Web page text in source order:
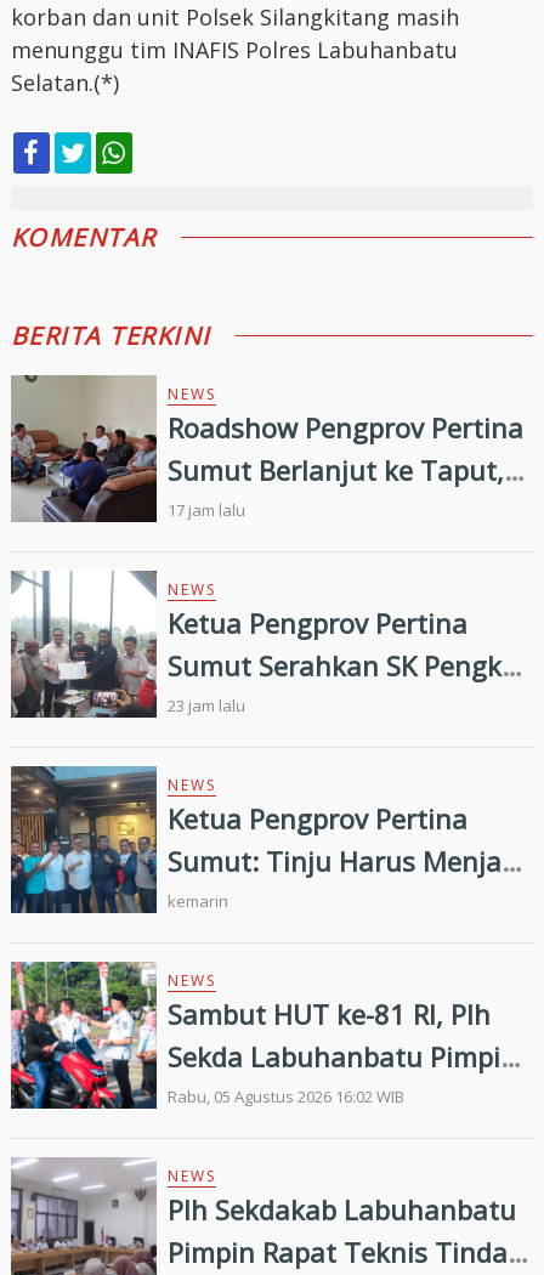
korban dan unit Polsek Silangkitang masih
menunggu tim INAFIS Polres Labuhanbatu
Selatan.(*)
KOMENTAR
BERITA TERKINI
NEWS
Roadshow Pengprov Pertina
Sumut Berlanjut ke Taput,
Pengkab Siap Dukung
Pembinaan dan Targetkan
Prestasi di Porprovsu 2026
17 jam lalu
NEWS
Ketua Pengprov Pertina
Sumut Serahkan SK Pengkab
Pertina Madina Periode
2026–2030
23 jam lalu
NEWS
Ketua Pengprov Pertina
Sumut: Tinju Harus Menjadi
Jalan Membangun Masa
Depan Generasi Muda
kemarin
NEWS
Sambut HUT ke-81 RI, Plh
Sekda Labuhanbatu Pimpin
Pembagian 300 Bendera
Merah Putih
Rabu, 05 Agustus 2026 16:02 WIB
NEWS
Plh Sekdakab Labuhanbatu
Pimpin Rapat Teknis Tindak